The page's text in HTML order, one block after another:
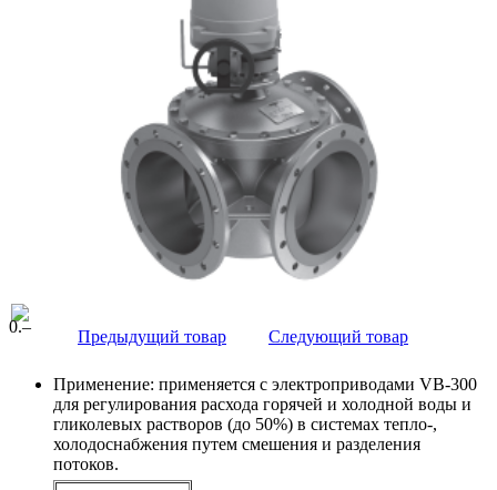
Предыдущий товар Следующий товар
0.–
Применение: применяется с электроприводами VB-300
для регулирования расхода горячей и холодной воды и
гликолевых растворов (до 50%) в системах тепло-,
холодоснабжения путем смешения и разделения
потоков.